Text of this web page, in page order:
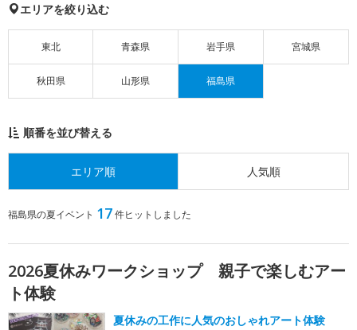
エリアを絞り込む
東北 青森県 岩手県 宮城県
秋田県 山形県 福島県
順番を並び替える
エリア順 人気順
福島県の夏イベント 17件ヒットしました
2026夏休みワークショップ 親子で楽しむアー
ト体験
夏休みの工作に人気のおしゃれアート体験